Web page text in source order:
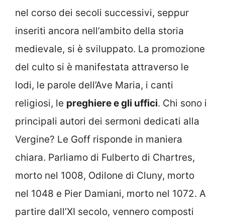
nel corso dei secoli successivi, seppur
inseriti ancora nell’ambito della storia
medievale, si è sviluppato. La promozione
del culto si è manifestata attraverso le
lodi, le parole dell’Ave Maria, i canti
religiosi, le preghiere e gli uffici. Chi sono i
principali autori dei sermoni dedicati alla
Vergine? Le Goff risponde in maniera
chiara. Parliamo di Fulberto di Chartres,
morto nel 1008, Odilone di Cluny, morto
nel 1048 e Pier Damiani, morto nel 1072. A
partire dall’XI secolo, vennero composti